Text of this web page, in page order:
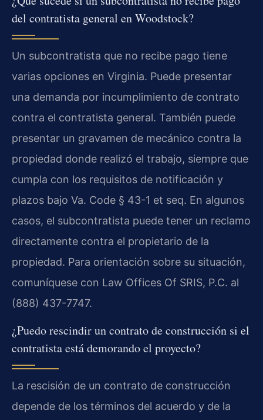
del contratista general en Woodstock?
Un subcontratista que no recibe pago tiene
varias opciones en Virginia. Puede presentar
una demanda por incumplimiento de contrato
contra el contratista general. También puede
presentar un gravamen de mecánico contra la
propiedad donde realizó el trabajo, siempre que
cumpla con los requisitos de notificación y
plazos bajo Va. Code § 43-1 et seq. En algunos
casos, el subcontratista puede tener un reclamo
directamente contra el propietario de la
propiedad. Para orientación sobre su situación,
comuníquese con Law Offices Of SRIS, P.C. al
(888) 437-7747.
¿Puedo rescindir un contrato de construcción si el
contratista está demorando el proyecto?
La rescisión de un contrato de construcción
depende de los términos del acuerdo y de la